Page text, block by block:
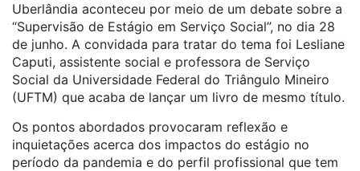
Uberlândia aconteceu por meio de um debate sobre a
“Supervisão de Estágio em Serviço Social”, no dia 28
de junho. A convidada para tratar do tema foi Lesliane
Caputi, assistente social e professora de Serviço
Social da Universidade Federal do Triângulo Mineiro
(UFTM) que acaba de lançar um livro de mesmo título.
Os pontos abordados provocaram reflexão e
inquietações acerca dos impactos do estágio no
período da pandemia e do perfil profissional que tem